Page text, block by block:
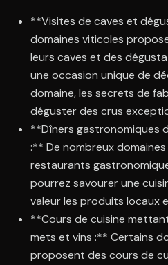
**Visites de caves et
domaines viticoles
leurs caves et des
une occasion unique de
domaine, les secrets de
déguster des crus
**Dîners gastronomiques
:** De nombreux
restaurants
pourrez savourer une
valeur les produits locaux
**Cours de cuisine
mets et vins :** Certains
proposent des cours de